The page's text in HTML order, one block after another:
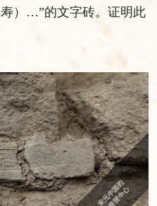
）…”的文字砖。证明此